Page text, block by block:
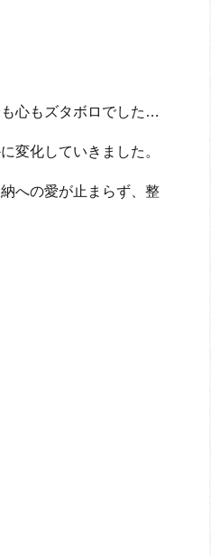
心もズタボロでした…
変化していきました。
への愛が止まらず、整